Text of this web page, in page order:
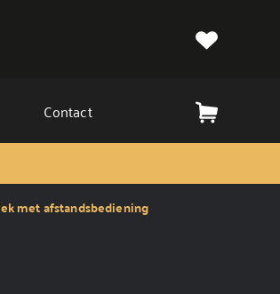
Contact
met afstandsbediening